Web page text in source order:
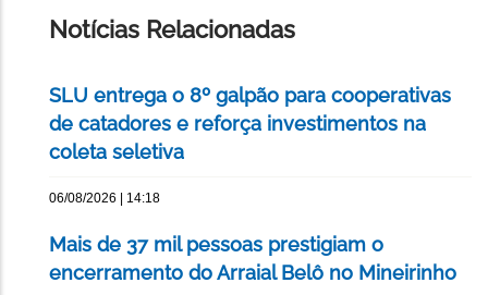
Notícias Relacionadas
SLU entrega o 8º galpão para cooperativas
de catadores e reforça investimentos na
coleta seletiva
06/08/2026 | 14:18
Mais de 37 mil pessoas prestigiam o
encerramento do Arraial Belô no Mineirinho